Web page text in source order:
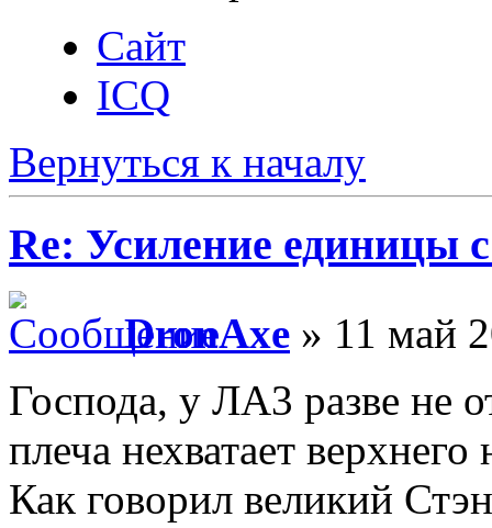
Сайт
ICQ
Вернуться к началу
Re: Усиление единицы
DronAxe » 11 май
Господа, у ЛА3 разве не
плеча нехватает
Как говорил великий